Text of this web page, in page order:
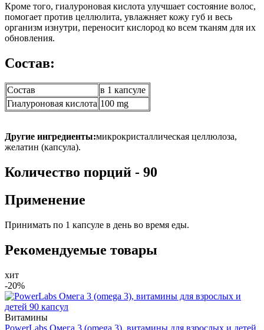
Кроме того, гиалуроновая кислота улучшает состояние волос,
помогает против целлюлита, увлажняет кожу губ и весь
организм изнутри, переносит кислород ко всем тканям для их
обновления.
Состав:
Состав
в 1 капсуле
Гиалуроновая кислота 100 mg
Другие ингредиенты:микрокристаллическая целлюлоза,
желатин (капсула).
Количество порций - 90
Применение
Принимать по 1 капсуле в день во время еды.
Рекомендуемые товары
хит
-20%
Витамины
PowerLabs Омега 3 (omega 3), витамины для взрослых и детей